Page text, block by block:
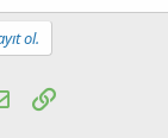
ol.
E-postaLink